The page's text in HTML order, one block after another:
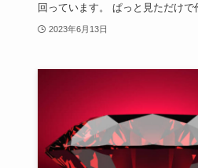
回っています。 ぱっと見ただけで
2023年6月13日